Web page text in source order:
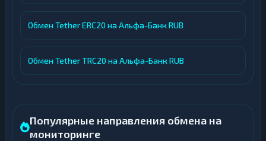
Обмен Tether ERC20 на Альфа-Банк RUB
Обмен Tether TRC20 на Альфа-Банк RUB
Популярные направления обмена на
мониторинге